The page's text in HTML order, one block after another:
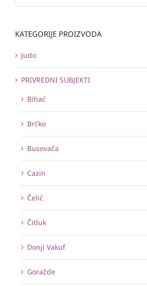
KATEGORIJE PROIZVODA
Judo
PRIVREDNI SUBJEKTI
Bihać
Brčko
Busovača
Cazin
Čelić
Čitluk
Donji Vakuf
Goražde